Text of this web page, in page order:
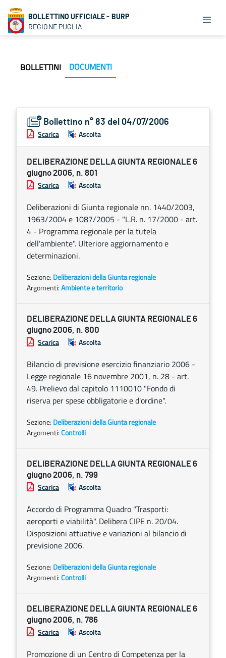
BOLLETTINO UFFICIALE - BURP
REGIONE PUGLIA
BOLLETTINI DOCUMENTI
Bollettino n° 83 del 04/07/2006
Scarica Ascolta
DELIBERAZIONE DELLA GIUNTA REGIONALE 6
giugno 2006, n. 801
Scarica Ascolta
Deliberazioni di Giunta regionale nn. 1440/2003,
1963/2004 e 1087/2005 - "L.R. n. 17/2000 - art.
4 - Programma regionale per la tutela
dell'ambiente". Ulteriore aggiornamento e
determinazioni.
Sezione: Deliberazioni della Giunta regionale
Argomenti:Ambiente e territorio
DELIBERAZIONE DELLA GIUNTA REGIONALE 6
giugno 2006, n. 800
Scarica Ascolta
Bilancio di previsione esercizio finanziario 2006 -
Legge regionale 16 novembre 2001, n. 28 - art.
49. Prelievo dal capitolo 1110010 "Fondo di
riserva per spese obbligatorie e d'ordine".
Sezione: Deliberazioni della Giunta regionale
Argomenti:Controlli
DELIBERAZIONE DELLA GIUNTA REGIONALE 6
giugno 2006, n. 799
Scarica Ascolta
Accordo di Programma Quadro "Trasporti:
aeroporti e viabilità". Delibera CIPE n. 20/04.
Disposizioni attuative e variazioni al bilancio di
previsione 2006.
Sezione: Deliberazioni della Giunta regionale
Argomenti:Controlli
DELIBERAZIONE DELLA GIUNTA REGIONALE 6
giugno 2006, n. 786
Scarica Ascolta
Promozione di un Centro di Competenza per la